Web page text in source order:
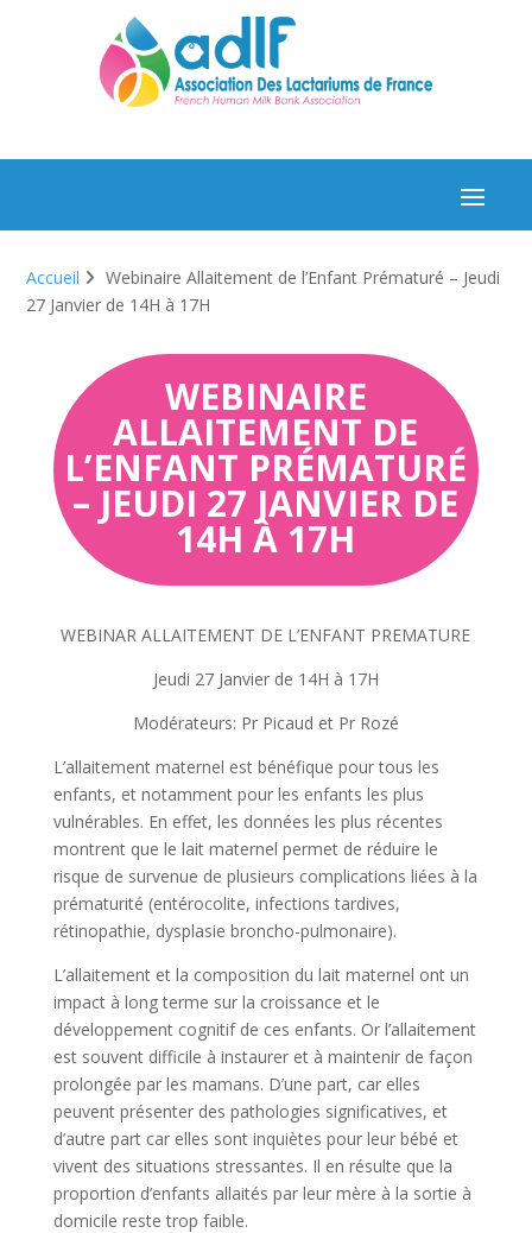
Accueil
Webinaire Allaitement de l’Enfant Prématuré – Jeudi
27 Janvier de 14H à 17H
WEBINAIRE
ALLAITEMENT DE
L’ENFANT PRÉMATURÉ
– JEUDI 27 JANVIER DE
14H À 17H
WEBINAR ALLAITEMENT DE L’ENFANT PREMATURE
Jeudi 27 Janvier de 14H à 17H
Modérateurs: Pr Picaud et Pr Rozé
L’allaitement maternel est bénéfique pour tous les
enfants, et notamment pour les enfants les plus
vulnérables. En effet, les données les plus récentes
montrent que le lait maternel permet de réduire le
risque de survenue de plusieurs complications liées à la
prématurité (entérocolite, infections tardives,
rétinopathie, dysplasie broncho-pulmonaire).
L’allaitement et la composition du lait maternel ont un
impact à long terme sur la croissance et le
développement cognitif de ces enfants. Or l’allaitement
est souvent difficile à instaurer et à maintenir de façon
prolongée par les mamans. D’une part, car elles
peuvent présenter des pathologies significatives, et
d’autre part car elles sont inquiètes pour leur bébé et
vivent des situations stressantes. Il en résulte que la
proportion d’enfants allaités par leur mère à la sortie à
domicile reste trop faible.